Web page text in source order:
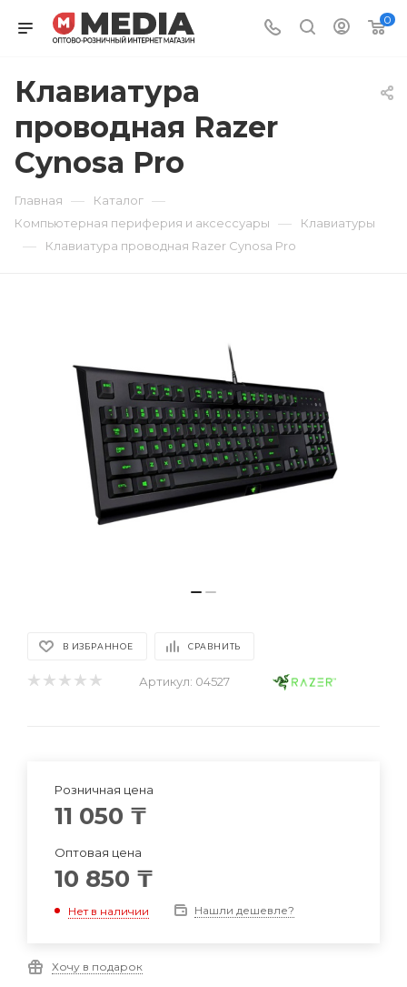
0
Клавиатура
проводная Razer
Cynosa Pro
Главная — Каталог —
Компьютерная периферия и аксессуары — Клавиатуры
— Клавиатура проводная Razer Cynosa Pro
В ИЗБРАННОЕ СРАВНИТЬ
Артикул: 04527
Розничная цена
11 050 ₸
Оптовая цена
10 850 ₸
Нет в наличии Нашли дешевле?
Хочу в подарок